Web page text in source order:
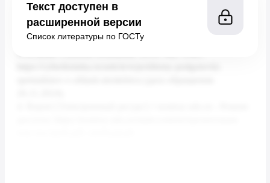
Текст доступен в
расширенной версии
Список литературы по ГОСТу